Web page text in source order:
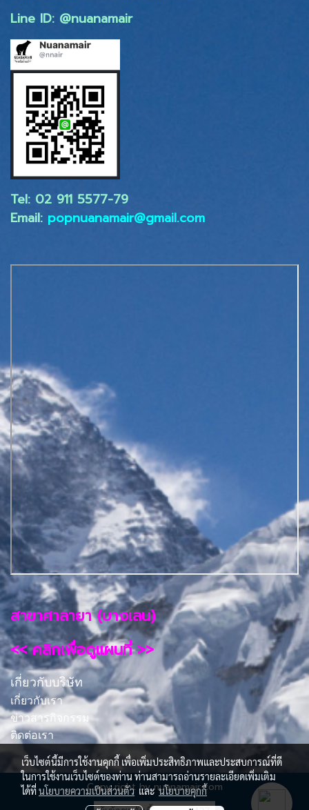
Line ID: @nuanamair
Tel: 02 ​911 5577-79
Email: popnuanamair@gmail.com
สาขาศาลายา (บางเลน)
<< คลิกเพื่อดูแผนที่ >>
เกี่ยวกับบริษัท
เกี่ยวกับเรา
ข่าวสารกิจกรรม
ติดต่อเรา
Copy right by nuanamair.com
เว็บไซต์นี้มีการใช้งานคุกกี้ เพื่อเพิ่มประสิทธิภาพและประสบการณ์ที่ดี
ในการใช้งานเว็บไซต์ของท่าน ท่านสามารถอ่านรายละเอียดเพิ่มเติม
ได้ที่นโยบายความเป็นส่วนตัวและนโยบายคุกกี้